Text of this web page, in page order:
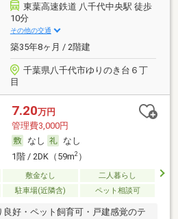
東葉高速鉄道 八千代中央駅 徒歩
10分
その他の交通
築35年8ヶ月 / 2階建
千葉県八千代市ゆりのき台６丁
目
7.20万円
管理費3,000円
なし
なし
1階 / 2DK（59m2）
敷金なし
二人暮らし
駐車場(近隣含) ペット相談可
良好・ペット飼育可・戸建感覚のテ